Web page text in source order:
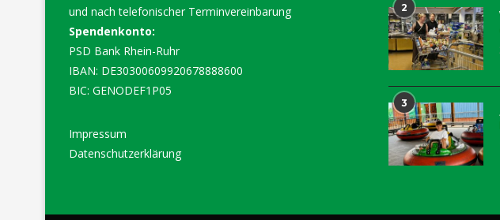
und nach telefonischer Terminvereinbarung
Spendenkonto:
PSD Bank Rhein-Ruhr
IBAN: DE30300609920678888600
BIC: GENODEF1P05
Impressum
Datenschutzerklärung
2
3